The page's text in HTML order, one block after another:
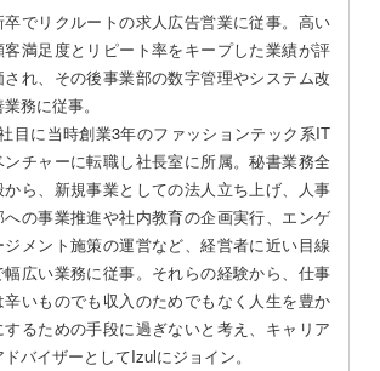
卒でリクルートの求人広告営業に従事。高い
客満足度とリピート率をキープした業績が評
され、その後事業部の数字管理やシステム改
務に従事。
目に当時創業3年のファッションテック系IT
ンチャーに転職し社長室に所属。秘書業務全
から、新規事業としての法人立ち上げ、人事
への事業推進や社内教育の企画実行、エンゲ
ジメント施策の運営など、経営者に近い目線
幅広い業務に従事。それらの経験から、仕事
辛いものでも収入のためでもなく人生を豊か
するための手段に過ぎないと考え、キャリア
ドバイザーとしてIzulにジョイン。